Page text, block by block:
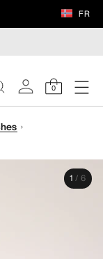
FR
0
1 / 6